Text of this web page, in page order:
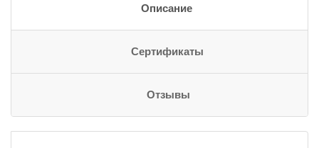
Описание
Сертификаты
Отзывы